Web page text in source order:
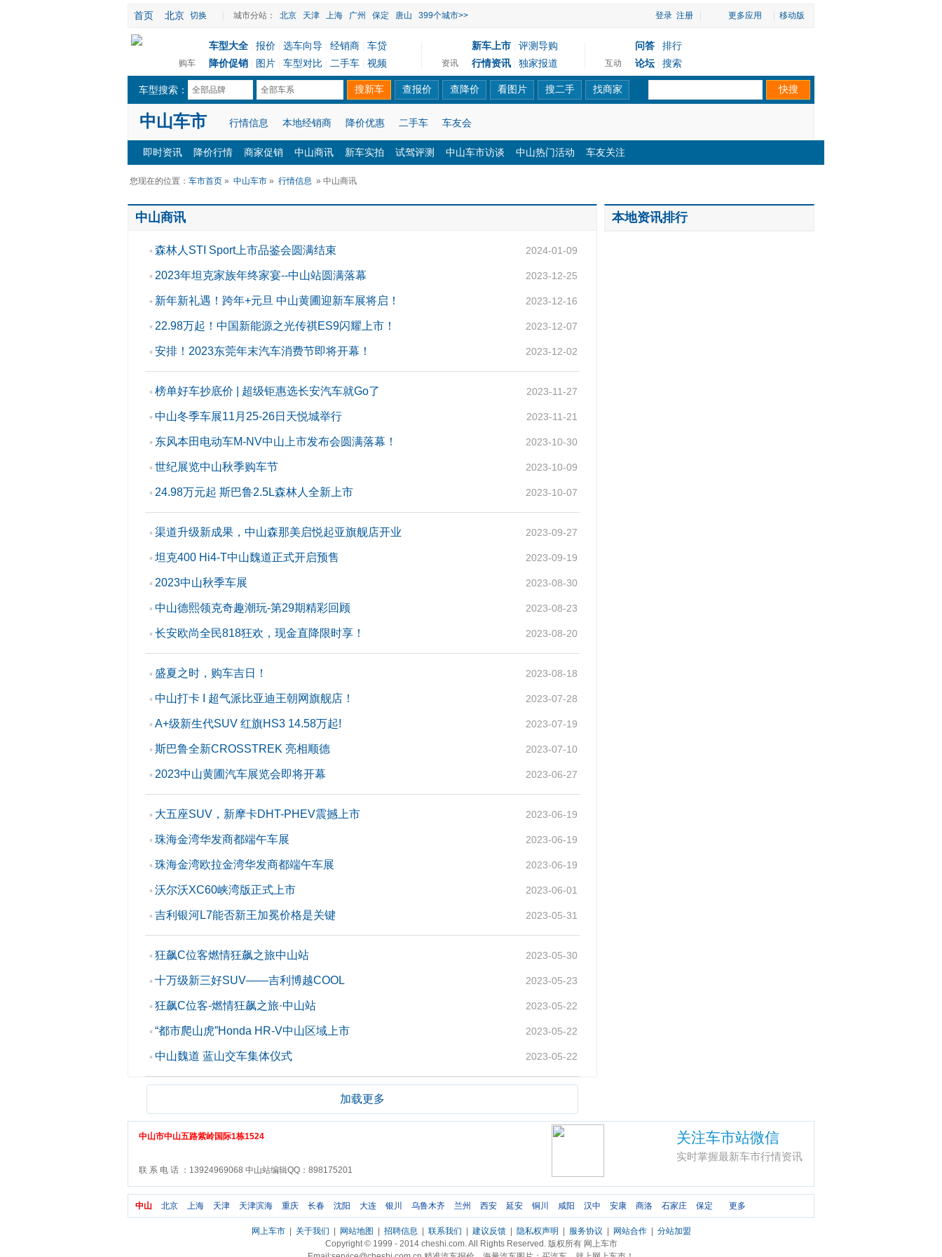
首页 北京 切换 城市分站： 北京 天津 上海 广州 保定 唐山 399个城市>> 移动版
更多应用
登录 注册
购车
车型大全 报价 选车向导 经销商
车贷
降价促销
图片 车型对比 二手车 视频 资讯
新车上市
评测导购
行情资讯
独家报道 互动
问答
排行
论坛
搜索
车型搜索： 全部品牌 全部车系
中山车市 行情信息 本地经销商 降价优惠 二手车 车友会
即时资讯 降价行情 商家促销 中山商讯 新车实拍 试驾评测 中山车市访谈 中山热门活动 车友关注
您现在的位置： 车市首页 » 中山车市 » 行情信息 » 中山商讯
中山商讯
2024-01-09
▪ 森林人STI Sport上市品鉴会圆满结束
2023-12-25
▪ 2023年坦克家族年终家宴--中山站圆满落幕
2023-12-16
▪ 新年新礼遇！跨年+元旦 中山黄圃迎新车展将启！
2023-12-07
▪ 22.98万起！中国新能源之光传祺ES9闪耀上市！
2023-12-02
▪ 安排！2023东莞年末汽车消费节即将开幕！
2023-11-27
▪ 榜单好车抄底价 | 超级钜惠选长安汽车就Go了
2023-11-21
▪ 中山冬季车展11月25-26日天悦城举行
2023-10-30
▪ 东风本田电动车M-NV中山上市发布会圆满落幕！
2023-10-09
▪ 世纪展览中山秋季购车节
2023-10-07
▪ 24.98万元起 斯巴鲁2.5L森林人全新上市
2023-09-27
▪ 渠道升级新成果，中山森那美启悦起亚旗舰店开业
2023-09-19
▪ 坦克400 Hi4-T中山魏道正式开启预售
2023-08-30
▪ 2023中山秋季车展
2023-08-23
▪ 中山德熙领克奇趣潮玩-第29期精彩回顾
2023-08-20
▪ 长安欧尚全民818狂欢，现金直降限时享！
2023-08-18
▪ 盛夏之时，购车吉日！
2023-07-28
▪ 中山打卡 I 超气派比亚迪王朝网旗舰店！
2023-07-19
▪ A+级新生代SUV 红旗HS3 14.58万起!
2023-07-10
▪ 斯巴鲁全新CROSSTREK 亮相顺德
2023-06-27
▪ 2023中山黄圃汽车展览会即将开幕
2023-06-19
▪ 大五座SUV，新摩卡DHT-PHEV震撼上市
2023-06-19
▪ 珠海金湾华发商都端午车展
2023-06-19
▪ 珠海金湾欧拉金湾华发商都端午车展
2023-06-01
▪ 沃尔沃XC60峡湾版正式上市
2023-05-31
▪ 吉利银河L7能否新王加冕价格是关键
2023-05-30
▪ 狂飙C位客燃情狂飙之旅中山站
2023-05-23
▪ 十万级新三好SUV——吉利博越COOL
2023-05-22
▪ 狂飙C位客-燃情狂飙之旅·中山站
2023-05-22
▪ “都市爬山虎”Honda HR-V中山区域上市
2023-05-22
▪ 中山魏道 蓝山交车集体仪式
加载更多
本地资讯排行
关注车市站微信
实时掌握最新车市行情资讯
中山市中山五路紫岭国际1栋1524
联 系 电 话 ：13924969068 中山站编辑QQ：898175201
中山 北京 上海 天津 天津滨海 重庆 长春 沈阳 大连 银川 乌鲁木齐 兰州 西安 延安 铜川 咸阳 汉中 安康 商洛 石家庄 保定 更多
网上车市| 关于我们 网站地图 招聘信息 联系我们 建议反馈| 隐私权声明 服务协议 网站合作| 分站加盟
Copyright © 1999 - 2014 cheshi.com. All Rights Reserved. 版权所有 网上车市